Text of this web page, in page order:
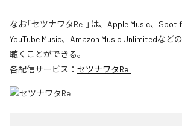
なお「セツナワタRe: 」は、 Apple Music、
YouTube Music、 Amazon Music Unlimitedなど
聴くことができる。
各配信サービス： セツナワタRe: